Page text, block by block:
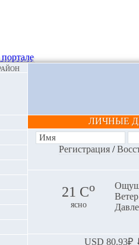
ЛИЧНЫЕ
Регистрация/
21 Сo
ясно
USD 80.93₽